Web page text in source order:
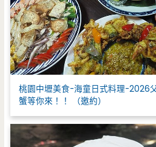
桃園中壢美食-海童日式料理-2026
蟹等你來！！ （邀約）